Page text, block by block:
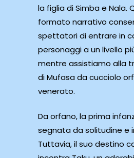
la figlia di Simba e Nala.
formato narrativo
spettatori di entrare in
personaggi a un livello
mentre assistiamo alla
di Mufasa da cucciolo
venerato.
Da orfano, la prima
segnata da solitudine e
Tuttavia, il suo destino